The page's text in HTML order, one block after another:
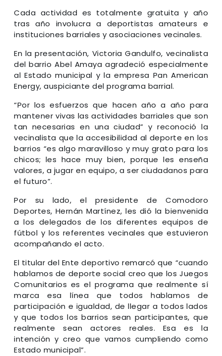
Cada actividad es totalmente gratuita y año
tras año involucra a deportistas amateurs e
instituciones barriales y asociaciones vecinales.
En la presentación, Victoria Gandulfo, vecinalista
del barrio Abel Amaya agradeció especialmente
al Estado municipal y la empresa Pan American
Energy, auspiciante del programa barrial.
“Por los esfuerzos que hacen año a año para
mantener vivas las actividades barriales que son
tan necesarias en una ciudad” y reconoció la
vecinalista que la accesibilidad al deporte en los
barrios “es algo maravilloso y muy grato para los
chicos; les hace muy bien, porque les enseña
valores, a jugar en equipo, a ser ciudadanos para
el futuro”.
Por su lado, el presidente de Comodoro
Deportes, Hernán Martínez, les dió la bienvenida
a los delegados de los diferentes equipos de
fútbol y los referentes vecinales que estuvieron
acompañando el acto.
El titular del Ente deportivo remarcó que “cuando
hablamos de deporte social creo que los Juegos
Comunitarios es el programa que realmente sí
marca esa línea que todos hablamos de
participación e igualdad, de llegar a todos lados
y que todos los barrios sean participantes, que
realmente sean actores reales. Esa es la
intención y creo que vamos cumpliendo como
Estado municipal”.